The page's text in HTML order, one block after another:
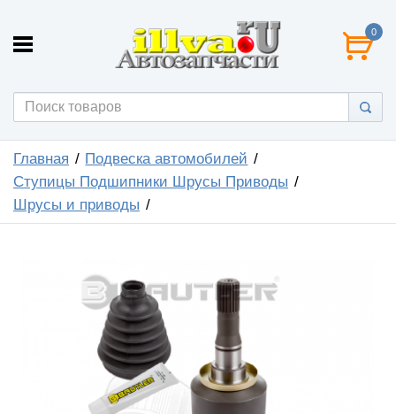
0
Главная
Подвеска автомобилей
Ступицы Подшипники Шрусы Приводы
Шрусы и приводы